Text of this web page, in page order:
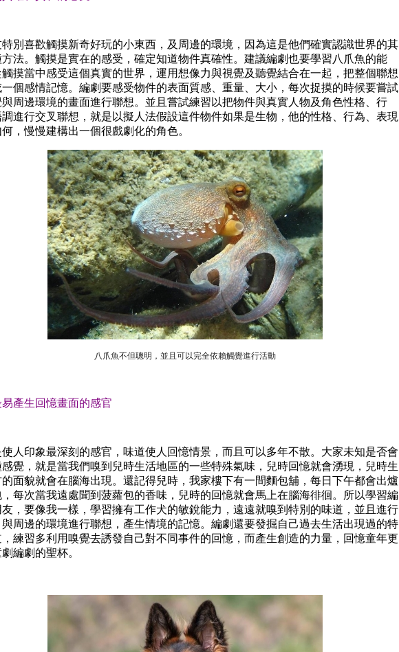
別喜歡觸摸新奇好玩的小東西，及周邊的環境，因為這是他們確實認識世界的其
法。觸摸是實在的感受，確定知道物件真確性。建議編劇也要學習八爪魚的能
觸摸當中感受這個真實的世界，運用想像力與視覺及聽覺結合在一起，把整個聯想
個感情記憶。編劇要感受物件的表面質感、重量、大小，每次捉摸的時候要嘗試
周邊環境的畫面進行聯想。並且嘗試練習以把物件與真實人物及角色性格、行
進行交叉聯想，就是以擬人法假設這件物件如果是生物，他的性格、行為、表現
，慢慢建構出一個很戲劇化的角色。
八爪魚不但聰明，並且可以完全依賴觸覺進行活動
產生回憶畫面的感官
人印象最深刻的感官，味道使人回憶情景，而且可以多年不散。大家未知是否會
覺，就是當我們嗅到兒時生活地區的一些特殊氣味，兒時回憶就會湧現，兒時生
面貌就會在腦海出現。還記得兒時，我家樓下有一間麵包舖，每日下午都會出爐
每次當我遠處聞到菠蘿包的香味，兒時的回憶就會馬上在腦海徘徊。所以學習編
友，要像我一樣，學習擁有工作犬的敏銳能力，遠遠就嗅到特別的味道，並且進行
周邊的環境進行聯想，產生情境的記憶。編劇還要發掘自己過去生活出現過的特
，練習多利用嗅覺去誘發自己對不同事件的回憶，而產生創造的力量，回憶童年更
編劇的聖杯。